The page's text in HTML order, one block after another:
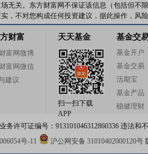
无关。东方财富网不保证该信息（包括但
，不对您构成任何投资建议，据此操作，风险
财富
富网微博
富网微信
建议
天天基金
扫一扫下载
APP
基金交
基金开户
基金交易
活期宝
基金产品
稳健理财
许可证编号：913101046312860336 违法和
号-11 沪公网安备 31010402000120号